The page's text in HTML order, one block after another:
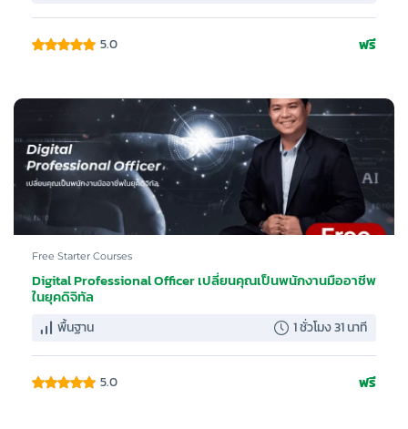
5.0 ฟรี
Free Starter Courses
Digital Professional Officer เปลี่ยนคุณเป็นพนักงานมืออาชีพ
ในยุคดิจิทัล
พื้นฐาน 1 ชั่วโมง 31 นาที
5.0 ฟรี